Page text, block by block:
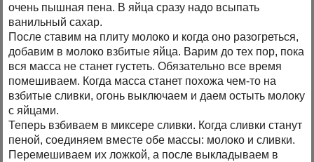
очень пышная пена. В яйца сразу надо всыпать
ванильный сахар.
После ставим на плиту молоко и когда оно разогреться,
добавим в молоко взбитые яйца. Варим до тех пор, пока
вся масса не станет густеть. Обязательно все время
помешиваем. Когда масса станет похожа чем-то на
взбитые сливки, огонь выключаем и даем остыть молоку
с яйцами.
Теперь взбиваем в миксере сливки. Когда сливки станут
пеной, соединяем вместе обе массы: молоко и сливки.
Перемешиваем их ложкой, а после выкладываем в